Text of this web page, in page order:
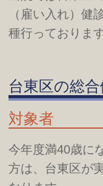
（雇い入れ）健
種行っておりま
台東区の総
対象者
今年度満40歳に
方は、台東区が